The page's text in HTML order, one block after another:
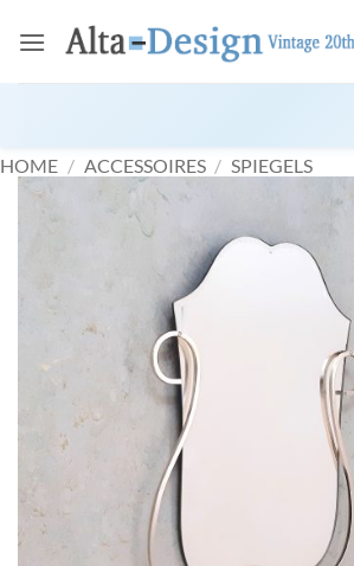
naar
HOME / ACCESSOIRES / SPIEGELS